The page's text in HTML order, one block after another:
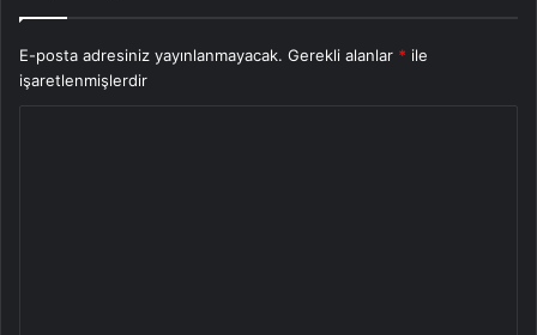
E-posta adresiniz yayınlanmayacak. Gerekli alanlar * ile
işaretlenmişlerdir